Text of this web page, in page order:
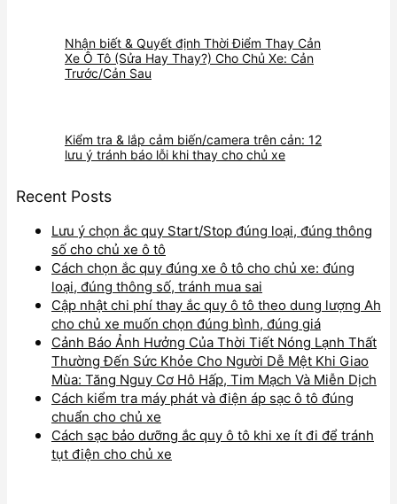
Nhận biết & Quyết định Thời Điểm Thay Cản
Xe Ô Tô (Sửa Hay Thay?) Cho Chủ Xe: Cản
Trước/Cản Sau
Kiểm tra & lắp cảm biến/camera trên cản: 12
lưu ý tránh báo lỗi khi thay cho chủ xe
Recent Posts
Lưu ý chọn ắc quy Start/Stop đúng loại, đúng thông
số cho chủ xe ô tô
Cách chọn ắc quy đúng xe ô tô cho chủ xe: đúng
loại, đúng thông số, tránh mua sai
Cập nhật chi phí thay ắc quy ô tô theo dung lượng Ah
cho chủ xe muốn chọn đúng bình, đúng giá
Cảnh Báo Ảnh Hưởng Của Thời Tiết Nóng Lạnh Thất
Thường Đến Sức Khỏe Cho Người Dễ Mệt Khi Giao
Mùa: Tăng Nguy Cơ Hô Hấp, Tim Mạch Và Miễn Dịch
Cách kiểm tra máy phát và điện áp sạc ô tô đúng
chuẩn cho chủ xe
Cách sạc bảo dưỡng ắc quy ô tô khi xe ít đi để tránh
tụt điện cho chủ xe